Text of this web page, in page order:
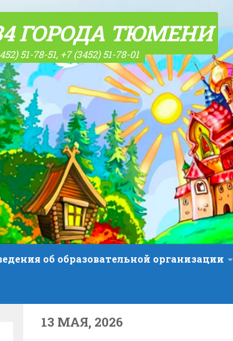
ГОРОДА ТЮМЕНИ
51-78-51, +7 (3452) 51-78-01
об образовательной организации
13 МАЯ, 2026